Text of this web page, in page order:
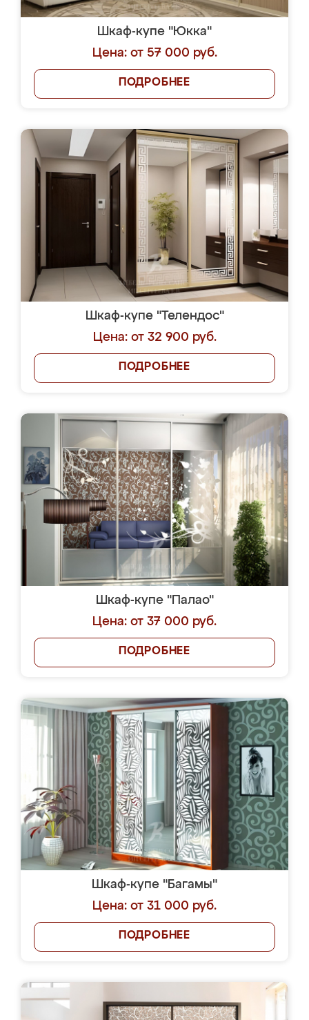
Шкаф-купе "Юкка"
Цена: от 57 000 руб.
ПОДРОБНЕЕ
Шкаф-купе "Телендос"
Цена: от 32 900 руб.
ПОДРОБНЕЕ
Шкаф-купе "Палао"
Цена: от 37 000 руб.
ПОДРОБНЕЕ
Шкаф-купе "Багамы"
Цена: от 31 000 руб.
ПОДРОБНЕЕ